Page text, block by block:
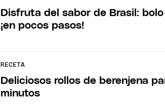
Disfruta del sabor de Brasil:
¡en pocos pasos!
RECETA
Deliciosos rollos de berenjena
minutos